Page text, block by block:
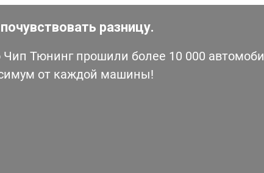
разницу.
Тюнинг прошили более 10 000
от каждой машины!